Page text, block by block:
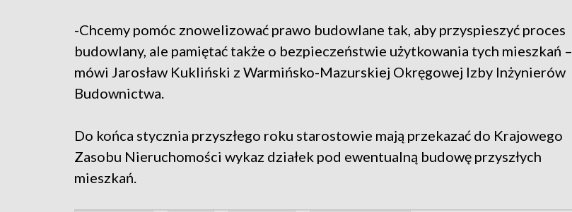
-Chcemy pomóc znowelizować prawo budowlane tak, aby przyspieszyć proces
budowlany, ale pamiętać także o bezpieczeństwie użytkowania tych mieszkań –
mówi Jarosław Kukliński z Warmińsko-Mazurskiej Okręgowej Izby Inżynierów
Budownictwa.
Do końca stycznia przyszłego roku starostowie mają przekazać do Krajowego
Zasobu Nieruchomości wykaz działek pod ewentualną budowę przyszłych
mieszkań.